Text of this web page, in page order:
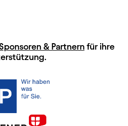
& Partnernfür ihre